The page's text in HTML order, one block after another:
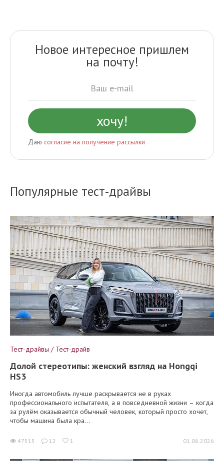
Новое интересное пришлем
на почту!
Даю согласие на получение рассылки
Популярные тест-драйвы
Тест-драйвы / Тест-драйв
Долой стереотипы: женский взгляд на Hongqi
HS3
Иногда автомобиль лучше раскрывается не в руках
профессионального испытателя, а в повседневной жизни – когда
за рулём оказывается обычный человек, который просто хочет,
чтобы машина была кра...
47515 12 1 01.06.2026